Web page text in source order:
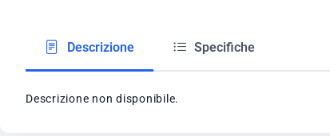
Descrizione Specifiche
Descrizione non disponibile.